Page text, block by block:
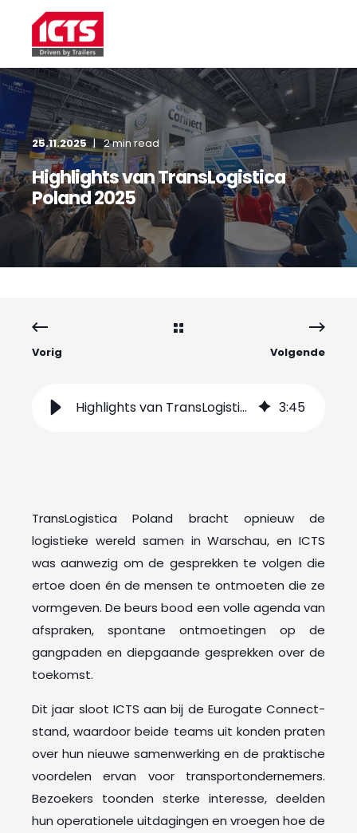
25.11.2025 2 min read
Highlights van TransLogistica
Poland 2025
Vorig Volgende
Highlights van TransLogistica Poland 2025 3:45
TransLogistica Poland bracht opnieuw de
logistieke wereld samen in Warschau, en ICTS
was aanwezig om de gesprekken te volgen die
ertoe doen én de mensen te ontmoeten die ze
vormgeven. De beurs bood een volle agenda van
afspraken, spontane ontmoetingen op de
gangpaden en diepgaande gesprekken over de
toekomst.
Dit jaar sloot ICTS aan bij de Eurogate Connect-
stand, waardoor beide teams uit konden praten
over hun nieuwe samenwerking en de praktische
voordelen ervan voor transportondernemers.
Bezoekers toonden sterke interesse, deelden
hun operationele uitdagingen en vroegen hoe de